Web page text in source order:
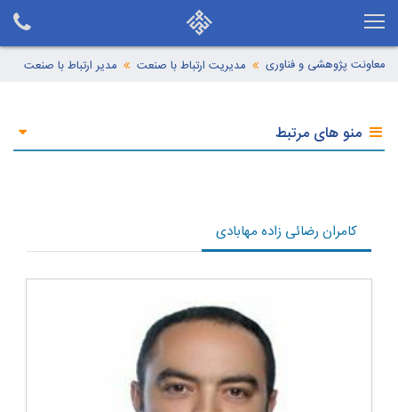
معاونت پژوهشی و فناوری مدیریت ارتباط با صنعت مدیر ارتباط با صنعت
منو های مرتبط
کامران رضائی زاده مهابادی